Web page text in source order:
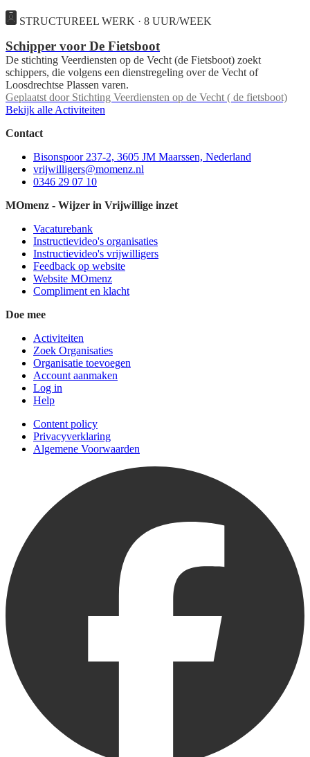
STRUCTUREEL WERK · 8 UUR/WEEK
Schipper voor De Fietsboot
De stichting Veerdiensten op de Vecht (de Fietsboot) zoekt
schippers, die volgens een dienstregeling over de Vecht of
Loosdrechtse Plassen varen.
Geplaatst door Stichting Veerdiensten op de Vecht ( de fietsboot)
Bekijk alle Activiteiten
Contact
Bisonspoor 237-2, 3605 JM Maarssen, Nederland
vrijwilligers@momenz.nl
0346 29 07 10
MOmenz - Wijzer in Vrijwillige inzet
Vacaturebank
Instructievideo's organisaties
Instructievideo's vrijwilligers
Feedback op website
Website MOmenz
Compliment en klacht
Doe mee
Activiteiten
Zoek Organisaties
Organisatie toevoegen
Account aanmaken
Log in
Help
Content policy
Privacyverklaring
Algemene Voorwaarden